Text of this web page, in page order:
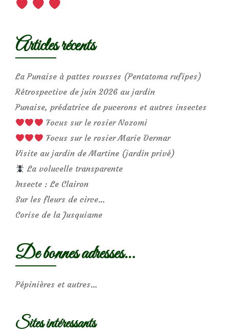
Articles récents
La Punaise à pattes rousses (Pentatoma rufipes)
Rétrospective de juin 2026 au jardin
Punaise, prédatrice de pucerons et autres insectes
Focus sur le rosier Nozomi
Focus sur le rosier Marie Dermar
Visite au jardin de Martine (jardin privé)
La volucelle transparente
Insecte : Le Clairon
Sur les fleurs de circe…
Corise de la Jusquiame
De bonnes adresses…
Pépinières et autres…
Sites intéressants